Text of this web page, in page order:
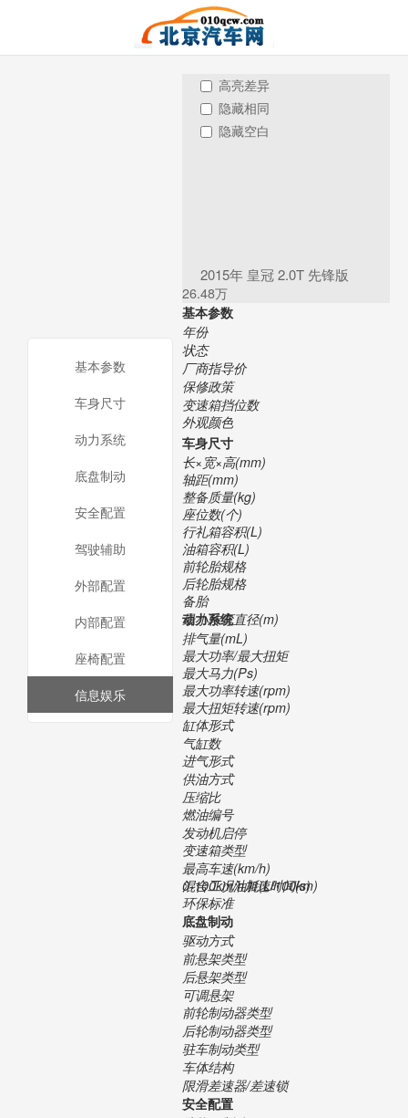
高亮差异
隐藏相同
隐藏空白
2015年 皇冠 2.0T 先锋版
26.48万
基本参数
年份
状态
厂商指导价
保修政策
变速箱挡位数
外观颜色
车身尺寸
长×宽×高(mm)
轴距(mm)
整备质量(kg)
座位数(个)
行礼箱容积(L)
油箱容积(L)
前轮胎规格
后轮胎规格
备胎
最小转弯直径(m)
动力系统
排气量(mL)
最大功率/最大扭矩
最大马力(Ps)
最大功率转速(rpm)
最大扭矩转速(rpm)
缸体形式
气缸数
进气形式
供油方式
压缩比
燃油编号
发动机启停
变速箱类型
最高车速(km/h)
0-100km/h加速时间(s)
混合工况油耗(L/100km)
环保标准
底盘制动
驱动方式
前悬架类型
后悬架类型
可调悬架
前轮制动器类型
后轮制动器类型
驻车制动类型
车体结构
限滑差速器/差速锁
安全配置
基本参数
车身尺寸
动力系统
底盘制动
安全配置
驾驶辅助
外部配置
内部配置
座椅配置
信息娱乐